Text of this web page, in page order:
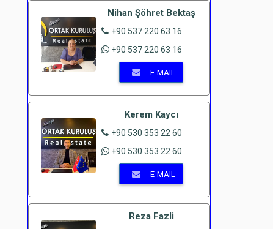
Nihan Şöhret Bektaş
+90 537 220 63 16
+90 537 220 63 16
E-MAIL
Kerem Kaycı
+90 530 353 22 60
+90 530 353 22 60
E-MAIL
Reza Fazli